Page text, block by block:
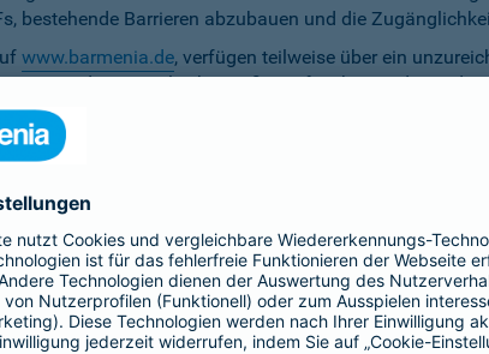
bestehende Barrieren abzubauen und die
www.barmenia.de, verfügen teilweise über ein
und Nutzer gleichermaßen erfassbar sind. Um
zu stellen.
noch Audiodeskriptionen, was ihre
der zu versichernden Tage momentan nicht per
ist das Kontrastverhältnis zwischen Schrift und
Vermittler-Homepages